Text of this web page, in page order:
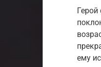
Герой
ему